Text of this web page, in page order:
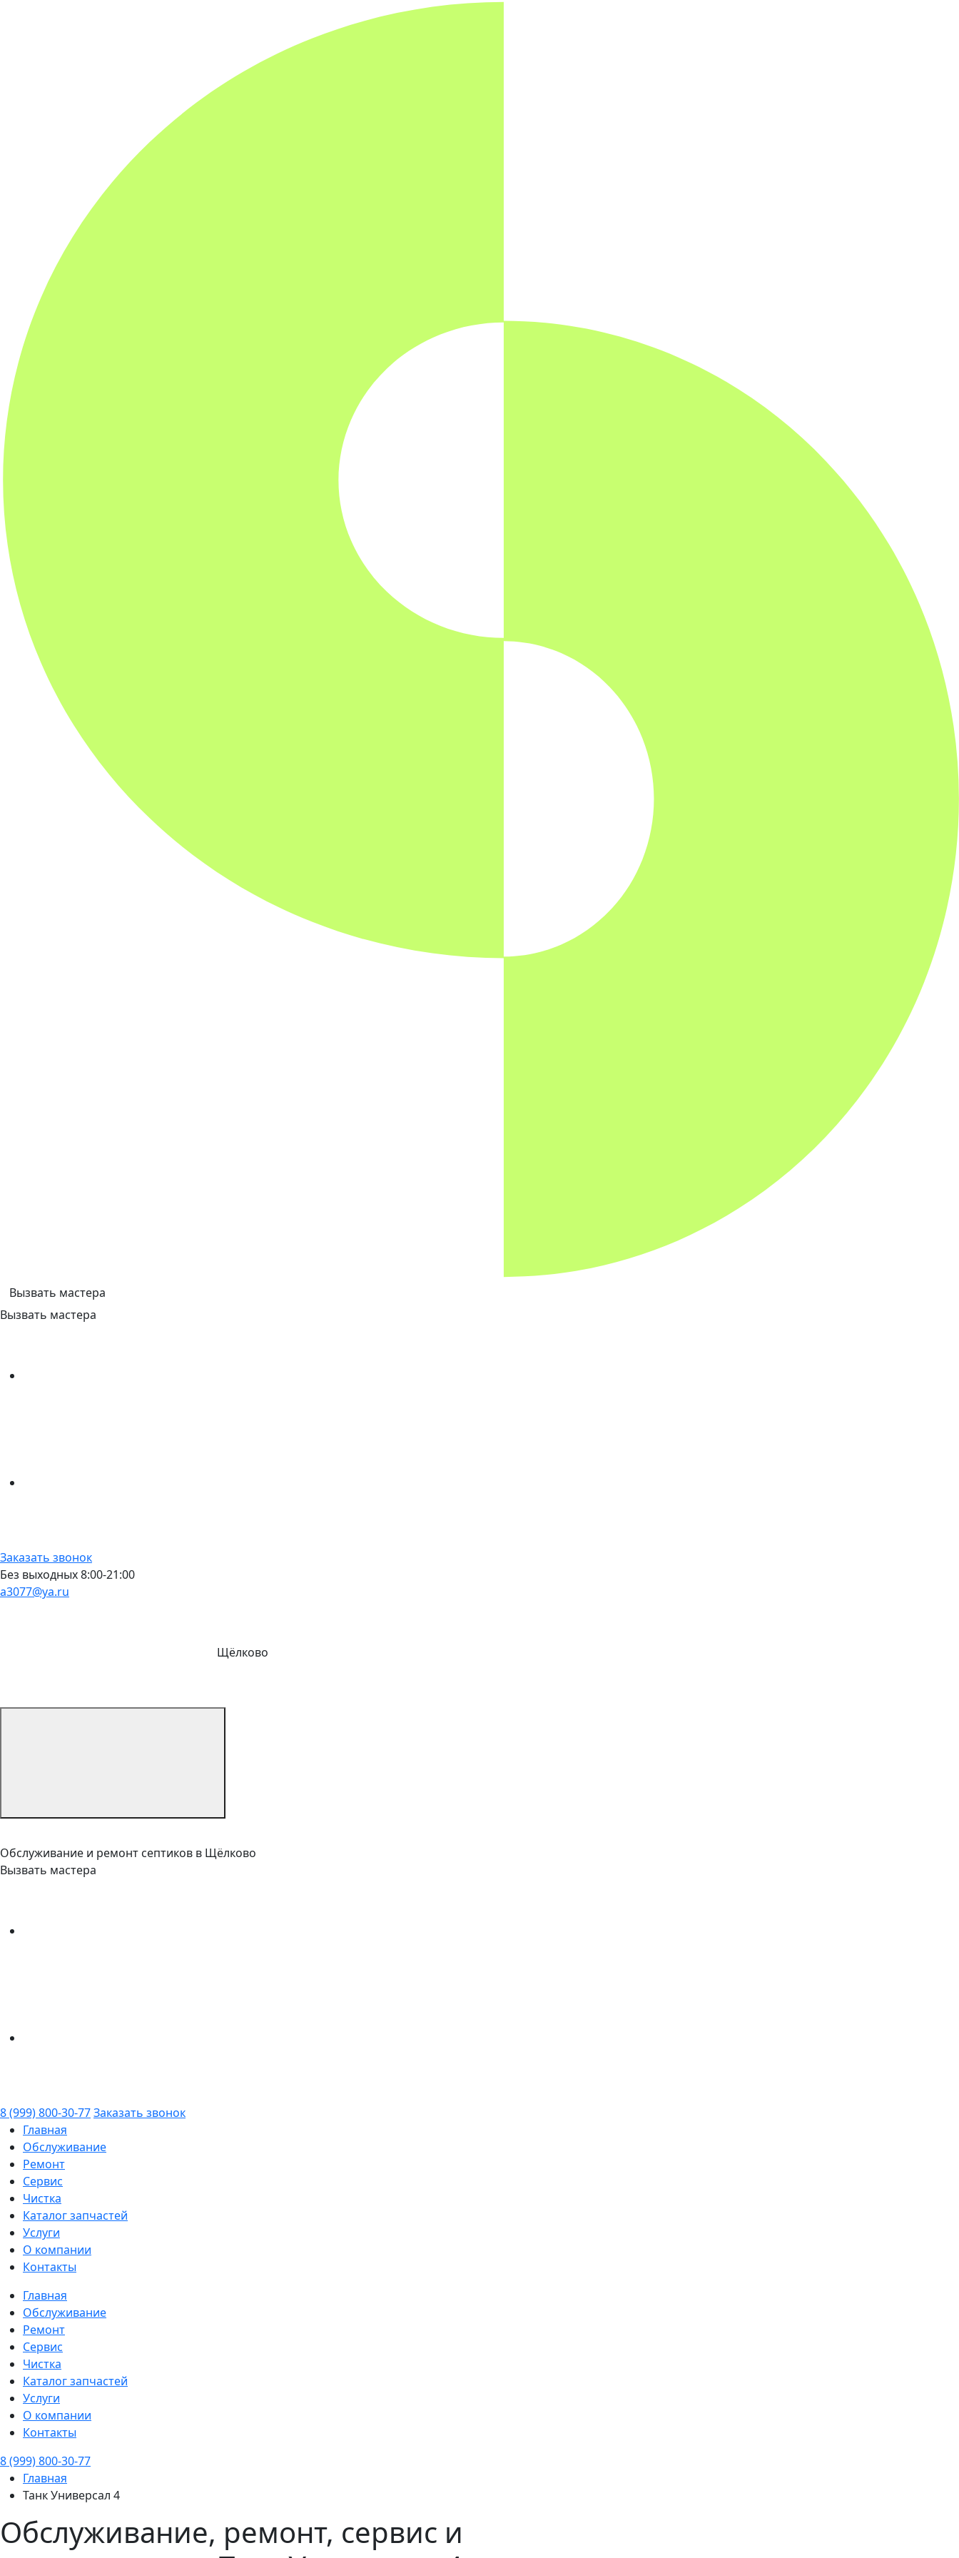
Вызвать мастера
Вызвать мастера
Заказать звонок
Без выходных 8:00-21:00
a3077@ya.ru
Щёлково
Обслуживание и ремонт септиков в Щёлково
Вызвать мастера
8 (999) 800-30-77Заказать звонок
Главная
Обслуживание
Ремонт
Сервис
Чистка
Каталог запчастей
Услуги
О компании
Контакты
Главная
Обслуживание
Ремонт
Сервис
Чистка
Каталог запчастей
Услуги
О компании
Контакты
8 (999) 800-30-77
Главная
Танк Универсал 4
Обслуживание, ремонт, сервис и